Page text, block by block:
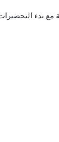
بدء التحضيرات